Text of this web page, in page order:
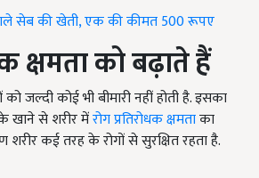
सेब की खेती, एक की कीमत 500 रूपए
क्षमता को बढ़ाते हैं
जल्दी कोई भी बीमारी नहीं होती है. इसका
खाने से शरीर मेंरोग प्रतिरोधक क्षमताका
शरीर कई तरह के रोगों से सुरक्षित रहता है.